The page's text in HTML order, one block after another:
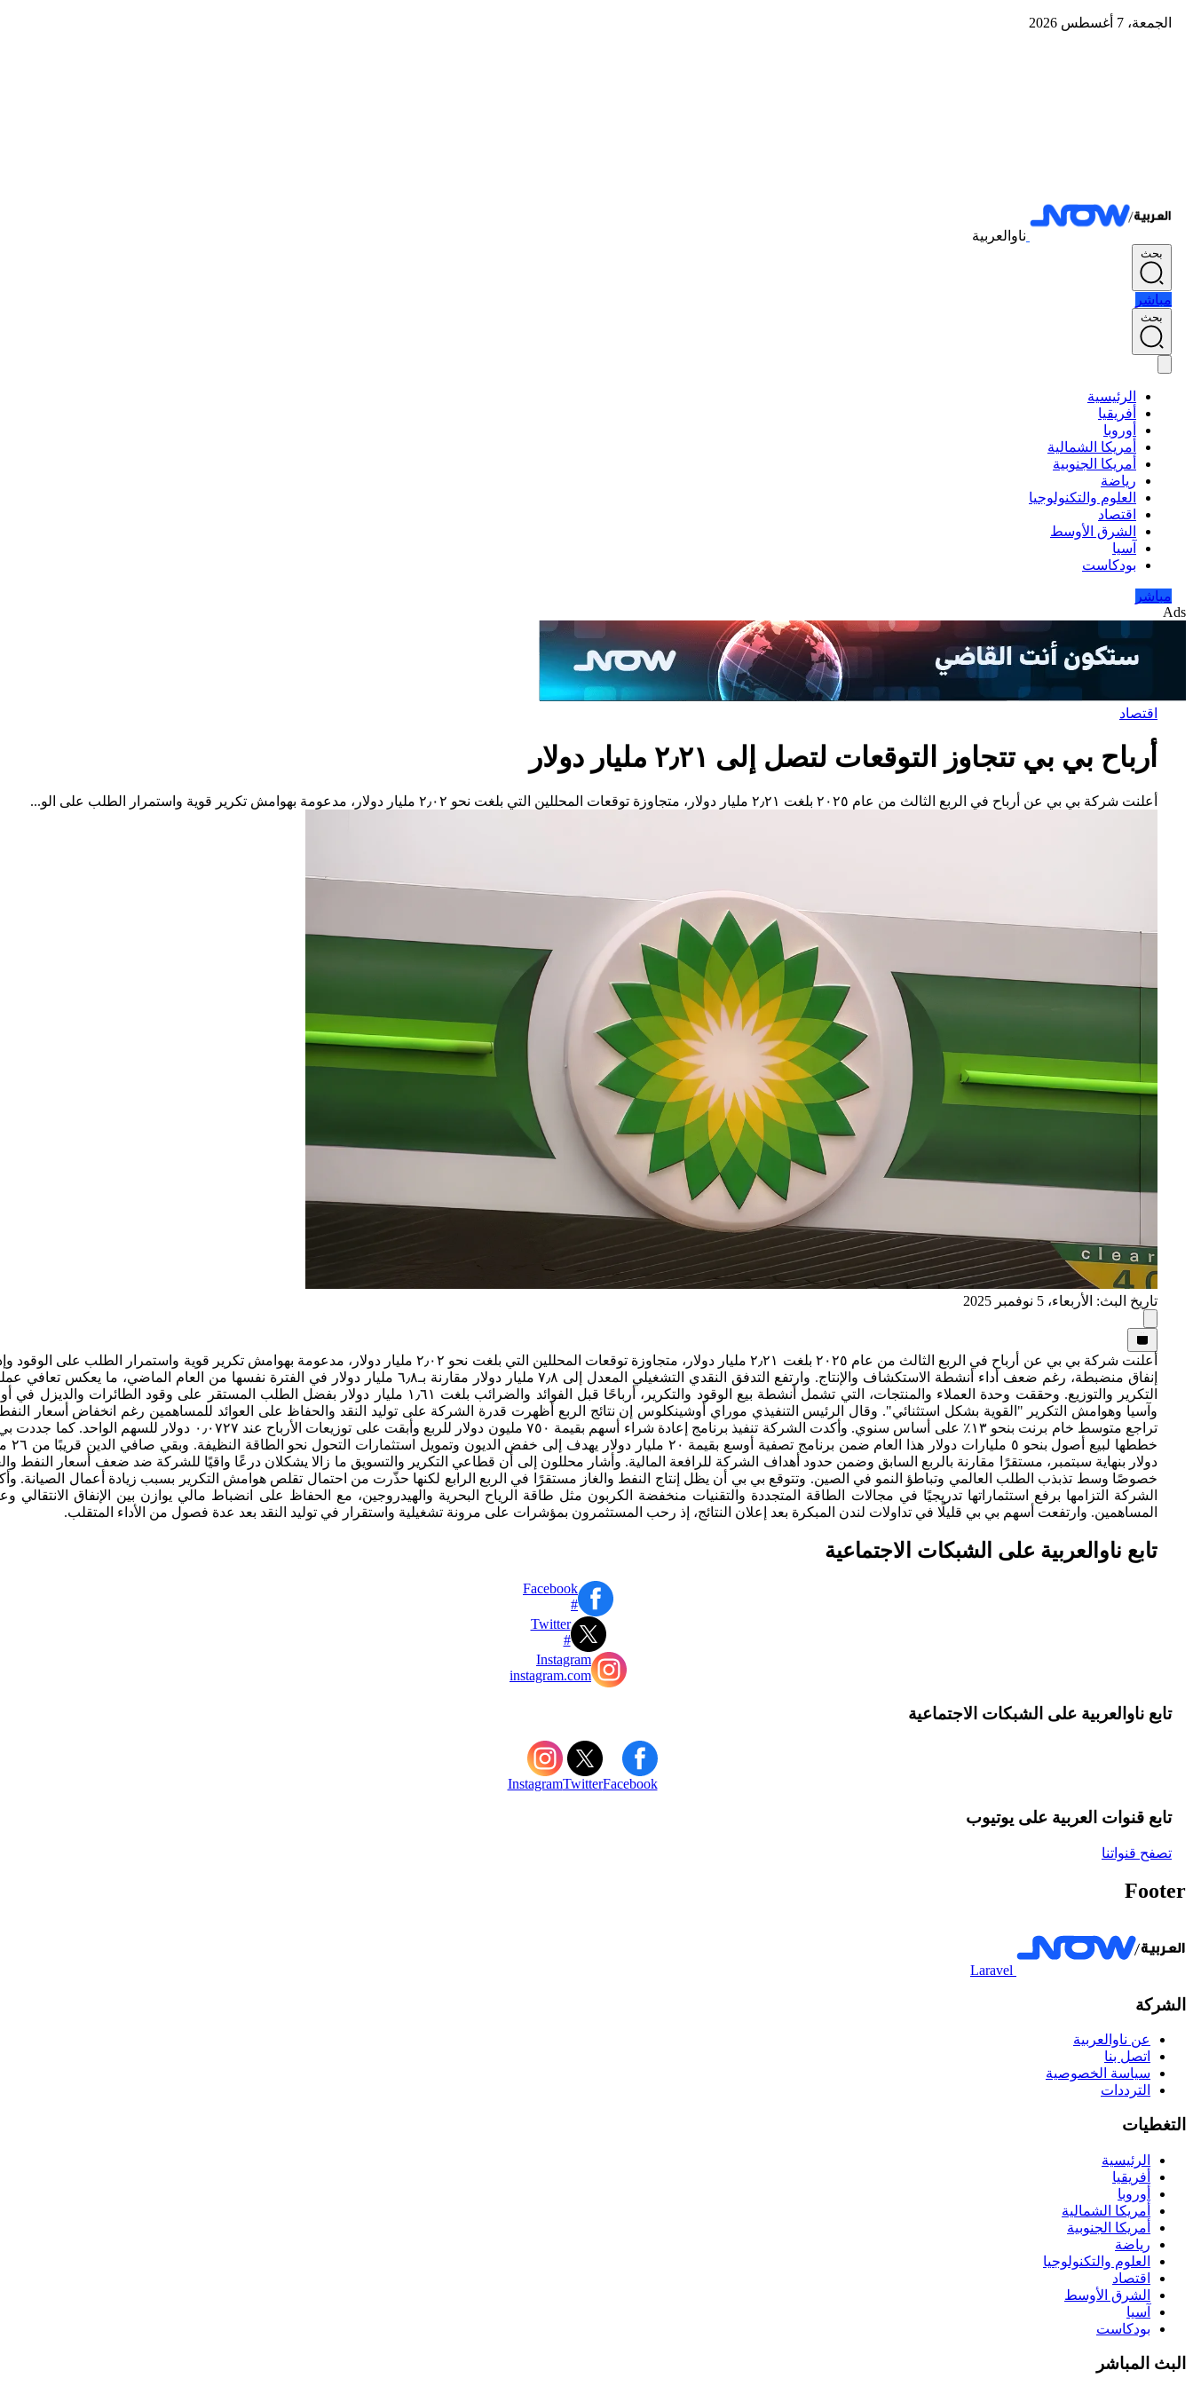
الجمعة، 7 أغسطس 2026
ناوالعربية
بحث
مباشر
بحث
الرئيسية
أفريقيا
أوروبا
أمريكا الشمالية
أمريكا الجنوبية
رياضة
العلوم والتكنولوجيا
اقتصاد
الشرق الأوسط
آسيا
بودكاست
مباشر
Ads
اقتصاد
أرباح بي بي تتجاوز التوقعات لتصل إلى ٢٫٢١ مليار دولار
أعلنت شركة بي بي عن أرباح في الربع الثالث من عام ٢٠٢٥ بلغت ٢٫٢١ مليار دولار، متجاوزة توقعات المحللين التي بلغت نحو ٢٫٠٢ مليار دولار، مدعومة بهوامش تكرير قوية واستمرار الطلب على الو...
تاريخ البث: الأربعاء، 5 نوفمبر 2025
أعلنت شركة بي بي عن أرباح في الربع الثالث من عام ٢٠٢٥ بلغت ٢٫٢١ مليار دولار، متجاوزة توقعات المحللين التي بلغت نحو ٢٫٠٢ مليار دولار، مدعومة بهوامش تكرير قوية واستمرار الطلب على
إنفاق منضبطة، رغم ضعف أداء أنشطة الاستكشاف والإنتاج. وارتفع التدفق النقدي التشغيلي المعدل إلى ٧٫٨ مليار دولار مقارنة بـ٦٫٨ مليار دولار في الفترة نفسها من العام الماضي، ما يعكس
التكرير والتوزيع. وحققت وحدة العملاء والمنتجات، التي تشمل أنشطة بيع الوقود والتكرير، أرباحًا قبل الفوائد والضرائب بلغت ١٫٦١ مليار دولار بفضل الطلب المستقر على وقود الطائرات
وآسيا وهوامش التكرير "القوية بشكل استثنائي". وقال الرئيس التنفيذي موراي أوشينكلوس إن نتائج الربع أظهرت قدرة الشركة على توليد النقد والحفاظ على العوائد للمساهمين رغم انخفاض أسعار
تراجع متوسط خام برنت بنحو ١٣٪ على أساس سنوي. وأكدت الشركة تنفيذ برنامج إعادة شراء أسهم بقيمة ٧٥٠ مليون دولار للربع وأبقت على توزيعات الأرباح عند ٠٫٠٧٢٧ دولار للسهم
خططها لبيع أصول بنحو ٥
دولار بنهاية سبتمبر، مستقرًا مقارنة بالربع السابق وضمن حدود أهداف الشركة للرافعة المالية. وأشار محللون إلى أن قطاعي التكرير والتسويق ما زالا يشكلان درعًا واقيًا للشركة ضد ضعف أسعار النفط
خصوصًا وسط تذبذب الطلب العالمي وتباطؤ النمو في الصين. وتتوقع بي بي أن يظل إنتاج النفط والغاز مستقرًا في الربع الرابع لكنها حذّرت من احتمال تقلص هوامش التكرير بسبب زيادة أعمال الصيانة.
الشركة التزامها برفع استثماراتها تدريجيًا في مجالات الطاقة المتجددة والتقنيات منخفضة الكربون مثل طاقة الرياح البحرية والهيدروجين، مع الحفاظ على انضباط مالي يوازن بين الإنفاق الانتقالي
المساهمين. وارتفعت أسهم بي بي قليلًا في تداولات لندن المبكرة بعد إعلان النتائج، إذ رحب المستثمرون بمؤشرات على مرونة تشغيلية واستقرار في توليد النقد بعد عدة فصول من الأداء المتقلب.
تابع ناوالعربية على الشبكات الاجتماعية
Facebook
#
Twitter
#
Instagram
instagram.com
تابع ناوالعربية على الشبكات الاجتماعية
Facebook
Twitter
Instagram
تابع قنوات العربية على یوتیوب
تصفح قنواتنا
Footer
Laravel
الشركة
عن ناوالعربية
اتصل بنا
سياسة الخصوصية
الترددات
التغطيات
الرئيسية
أفريقيا
أوروبا
أمريكا الشمالية
أمريكا الجنوبية
رياضة
العلوم والتكنولوجيا
اقتصاد
الشرق الأوسط
آسيا
بودكاست
البث المباشر